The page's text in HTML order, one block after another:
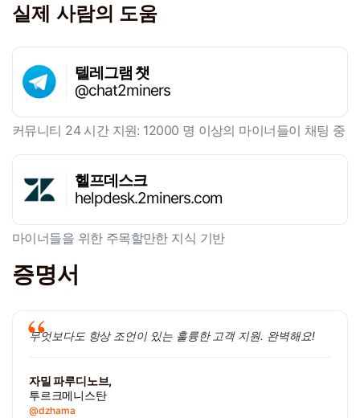
실제 사람의 도움
텔레그램 챗
@chat2miners
커뮤니티 24 시간 지원: 12000 명 이상의 마이너들이 채팅 중
헬프데스크
helpdesk.2miners.com
마이너들을 위한 주목할만한 지식 기반
증명서
무엇보다도 항상 조언이 있는 훌륭한 고객 지원. 완벽해요!
자밀 파루디노브,
투르크메니스탄
@dzhama